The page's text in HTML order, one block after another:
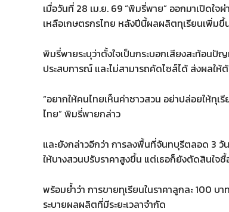
เมื่อวันที่ 28 เม.ย. 69 “พิมรี่พาย” ออกมาเปิดใ
เหลือเกษตรกรไทย หลังปีนี้ผลผลิตทุเรียนเพิ่ม
พิมรี่พายระบุว่าตั้งใจเป็นกระบอกเสียงสะท้อน
ประสบการณ์ และไม่สามารถคัดไซส์ได้ ส่งผลใ
“อยากให้คนไทยเห็นค่าชาวสวน อย่าปล่อยให้ทุ
ไทย” พิมรี่พายกล่าว
และยังกล่าวอีกว่า การลงพื้นที่จันทบุรีตลอด 3 วั
ให้บางสวนปรับราคาสูงขึ้น แต่เธอก็ยังตัดสินใจ
พร้อมย้ำว่า การขายทุเรียนในราคาลูกละ 100 บ
ระบายผลผลิตที่มีระยะเวลาจำกัด